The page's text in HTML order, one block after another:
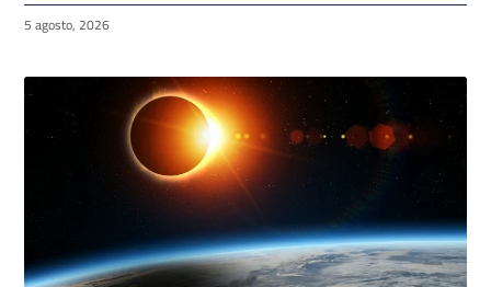
5 agosto, 2026